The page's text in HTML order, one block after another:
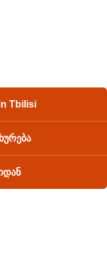
Tbilisi